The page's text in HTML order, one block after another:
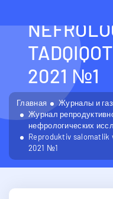
2021 №1
Главная
Журналы и
Журнал
нефрологических
Reproduktiv
2021 №1